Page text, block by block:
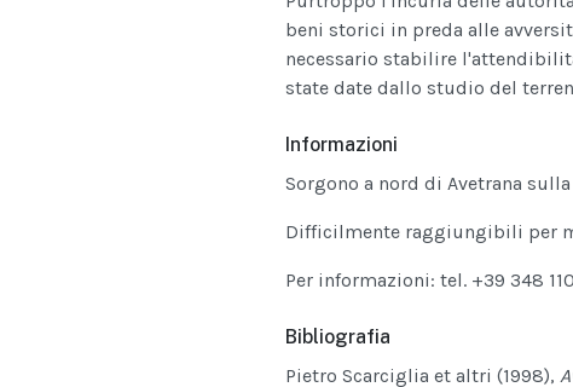
beni storici in preda alle
necessario stabilire
state date dallo studio del
Informazioni
Sorgono a nord di Avetrana sulla
Difficilmente raggiungibili per
Per informazioni: tel. +39 348
Bibliografia
Pietro Scarciglia et altri (1998),